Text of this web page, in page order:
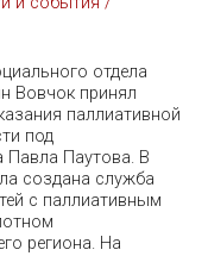
отдела
Вовчок принял
паллиативной
под
Павла Паутова. В
создана служба
с паллиативным
региона. На